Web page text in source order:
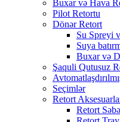
Buxar və Hava
Pilot Retortu
Dönər Retort
Su Spreyi
Suya
Buxar və
Şaquli Qutusuz
Seçimlər
Retort
Retort